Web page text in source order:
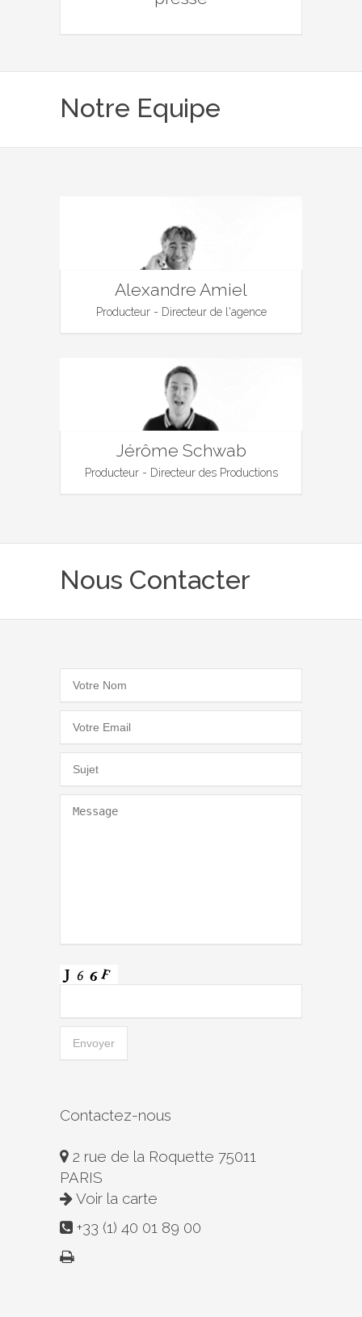
Notre Equipe
Alexandre Amiel
Producteur - Directeur de l'agence
Jérôme Schwab
Producteur - Directeur des Productions
Nous Contacter
Contactez-nous
2 rue de la Roquette 75011
PARIS
Voir la carte
+33 (1) 40 01 89 00